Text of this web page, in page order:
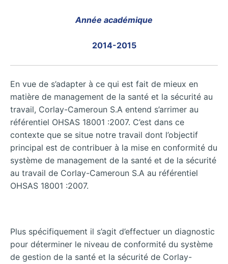
Année académique
2014-2015
En vue de s’adapter à ce qui est fait de mieux en
matière de management de la santé et la sécurité au
travail, Corlay-Cameroun S.A entend s’arrimer au
référentiel OHSAS 18001 :2007. C’est dans ce
contexte que se situe notre travail dont l’objectif
principal est de contribuer à la mise en conformité du
système de management de la santé et de la sécurité
au travail de Corlay-Cameroun S.A au référentiel
OHSAS 18001 :2007.
Plus spécifiquement il s’agit d’effectuer un diagnostic
pour déterminer le niveau de conformité du système
de gestion de la santé et la sécurité de Corlay-